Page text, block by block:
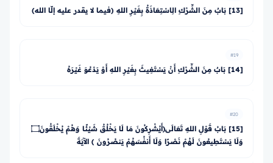
[13] بَابٌ مِنَ الشِّرْكِ الِاسْتِعَاذَةُ بِغَيْرِ اللهِ (فيما لا يقدر عليه إلّا الله)
#19
[14] بَابٌ مِنَ الشِّرْكِ أَنْ يَسْتَغِيثَ بِغَيْرِ اللهِ أَوْ يَدْعُوَ غَيْرَهُ
#20
[15] بَابُ قَوْلِ اللهِ تَعَالَى﴿أَيُشْرِكُونَ مَا لَا يَخْلُقُ شَيْئًا وَهُمْ يُخْلَقُونَ۝
وَلَا يَسْتَطِيعُونَ لَهُمْ نَصْرًا وَلَا أَنفُسَهُمْ يَنصُرُونَ ﴾ الآيَةَ